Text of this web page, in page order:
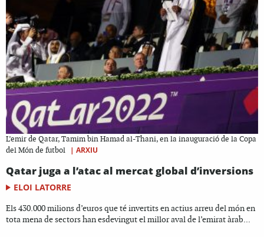
L’emir de Qatar, Tamim bin Hamad al-Thani, en la inauguració de la Copa
del Món de futbol
| ARXIU
Qatar juga a l’atac al mercat global d’inversions
ELOI LATORRE
Els 430.000 milions d’euros que té invertits en actius arreu del món en
tota mena de sectors han esdevingut el millor aval de l’emirat àrab...